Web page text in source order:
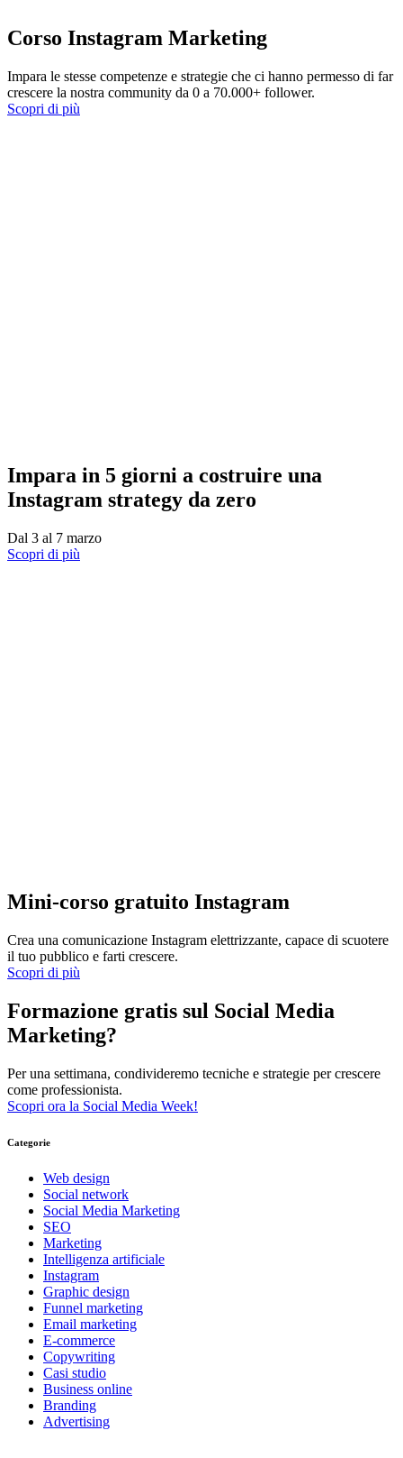
Corso Instagram Marketing
Impara le stesse competenze e strategie che ci hanno permesso di far
crescere la nostra community da 0 a 70.000+ follower.
Scopri di più
Impara in 5 giorni a costruire una
Instagram strategy da zero
Dal 3 al 7 marzo
Scopri di più
Mini-corso gratuito Instagram
Crea una comunicazione Instagram elettrizzante, capace di scuotere
il tuo pubblico e farti crescere.
Scopri di più
Formazione gratis sul Social Media
Marketing?
Per una settimana, condivideremo tecniche e strategie per crescere
come professionista.
Scopri ora la Social Media Week!
Categorie
Web design
Social network
Social Media Marketing
SEO
Marketing
Intelligenza artificiale
Instagram
Graphic design
Funnel marketing
Email marketing
E-commerce
Copywriting
Casi studio
Business online
Branding
Advertising